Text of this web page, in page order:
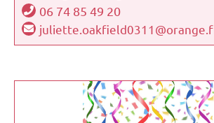
06 74 85 49 20